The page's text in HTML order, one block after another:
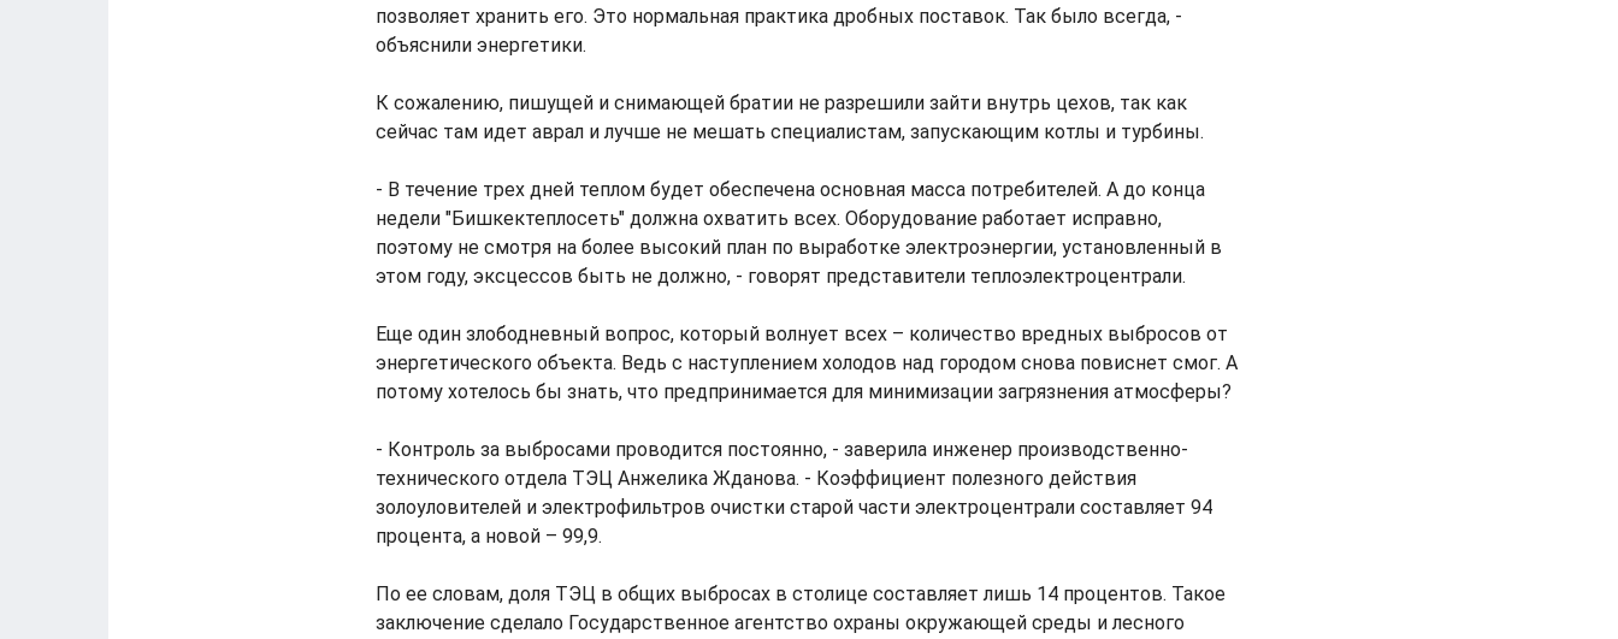
позволяет хранить его. Это нормальная практика дробных поставок. Так было всегда, -
объяснили энергетики.
К сожалению, пишущей и снимающей братии не разрешили зайти внутрь цехов, так как
сейчас там идет аврал и лучше не мешать специалистам, запускающим котлы и турбины.
- В течение трех дней теплом будет обеспечена основная масса потребителей. А до конца
недели "Бишкектеплосеть" должна охватить всех. Оборудование работает исправно,
поэтому не смотря на более высокий план по выработке электроэнергии, установленный в
этом году, эксцессов быть не должно, - говорят представители теплоэлектроцентрали.
Еще один злободневный вопрос, который волнует всех – количество вредных выбросов от
энергетического объекта. Ведь с наступлением холодов над городом снова повиснет смог. А
потому хотелось бы знать, что предпринимается для минимизации загрязнения атмосферы?
- Контроль за выбросами проводится постоянно, - заверила инженер производственно-
технического отдела ТЭЦ Анжелика Жданова. - Коэффициент полезного действия
золоуловителей и электрофильтров очистки старой части электроцентрали составляет 94
процента, а новой – 99,9.
По ее словам, доля ТЭЦ в общих выбросах в столице составляет лишь 14 процентов. Такое
заключение сделало Государственное агентство охраны окружающей среды и лесного